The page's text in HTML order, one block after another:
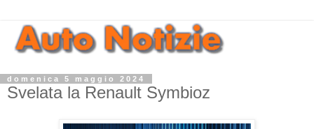
domenica 5 maggio 2024
Svelata la Renault Symbioz